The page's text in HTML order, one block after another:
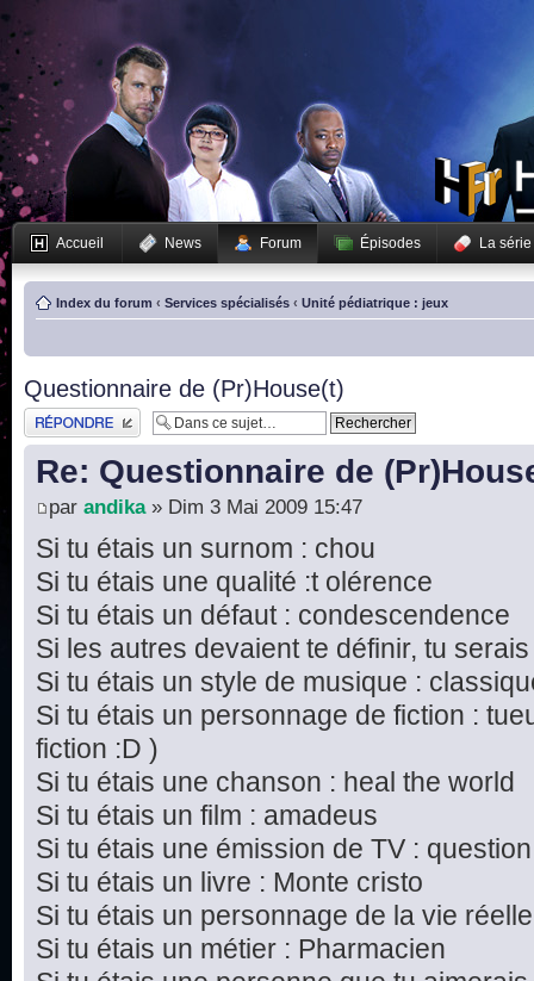
Accueil News Forum Épisodes La série
Index du forum ‹ Services spécialisés ‹ Unité pédiatrique : jeux
Questionnaire de (Pr)House(t)
Publier une réponse
Re: Questionnaire de
par andika» Dim 3 Mai 2009 15:47
Si tu étais un surnom : chou
Si tu étais une qualité :t olérence
Si tu étais un défaut : condescendence
Si les autres devaient te définir, tu
Si tu étais un style de musique :
Si tu étais un personnage de fiction :
fiction :D )
Si tu étais une chanson : heal the world
Si tu étais un film : amadeus
Si tu étais une émission de TV :
Si tu étais un livre : Monte cristo
Si tu étais un personnage de la vie
Si tu étais un métier : Pharmacien